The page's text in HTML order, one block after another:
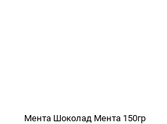
Мента Шоколад Мента 150гр